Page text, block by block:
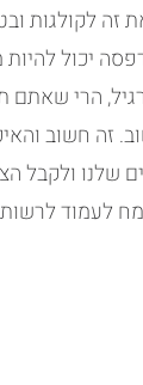
זה לקולגות
יכול
הרי
זה חשוב
שלנו ולקבל